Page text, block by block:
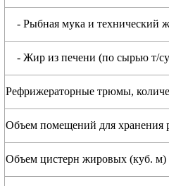
- Рыбная мука и технический
- Жир из печени (по сырью т/
Рефрижераторные трюмы,
Объем помещений для хранения
Объем цистерн жировых (куб. м)